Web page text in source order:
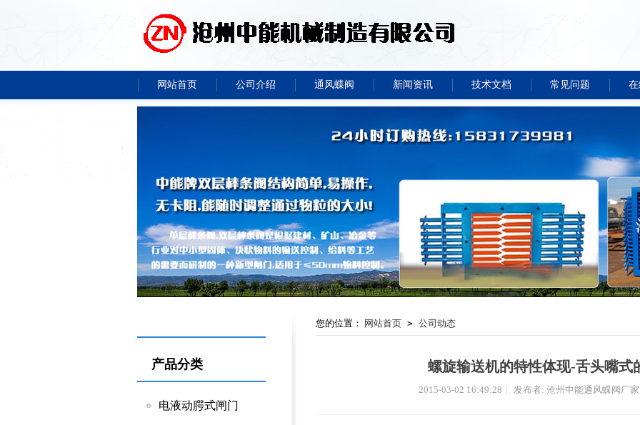
网站首页 公司介绍 通风蝶阀 新闻资讯 技术文档 常见问题
产品分类
电液动腭式闸门
您的位置： 网站首页 > 公司动态
螺旋输送机的特性体现-舌头嘴式
2015-03-02 16:49:28 | 发布者: 沧州中能通风蝶阀厂